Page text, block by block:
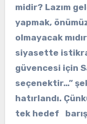
midir? Lazım
yapmak,
olmayacak
siyasette
güvencesi için
seçenektir…”
hatırlandı.
tek hedef